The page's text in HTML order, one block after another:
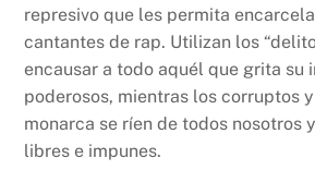
represivo que les permita
cantantes de rap. Utilizan los
encausar a todo aquél que grita su
poderosos, mientras los corruptos
monarca se ríen de todos nosotros
libres e impunes.